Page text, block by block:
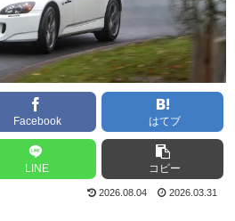
Facebook はてブ
LINE コピー
2026.08.04 2026.03.31